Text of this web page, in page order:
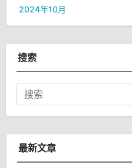
2024年10月
搜索
最新文章